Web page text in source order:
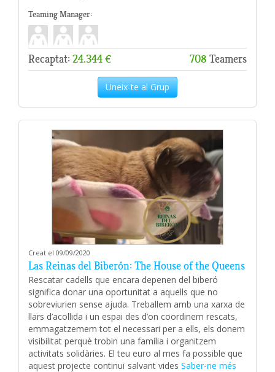
Teaming Manager:
Recaptat: 24.344 € 708 Teamers
Uneix-te al Grup
Creat el 09/09/2020
Las Reinas del Biberón: The House of the Queens
Rescatar cadells que encara depenen del biberó
significa donar una oportunitat a aquells que no
sobreviurien sense ajuda. Treballem amb una xarxa de
llars d’acollida i un espai des d’on coordinem rescats,
emmagatzemem tot el necessari per a ells, els donem
visibilitat perquè trobin una família i organitzem
activitats solidàries. El teu euro al mes fa possible que
aquest projecte continuï salvant vides Saber-ne més